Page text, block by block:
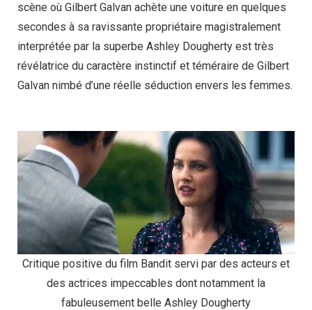
scène où Gilbert Galvan achète une voiture en quelques
secondes à sa ravissante propriétaire magistralement
interprétée par la superbe Ashley Dougherty est très
révélatrice du caractère instinctif et téméraire de Gilbert
Galvan nimbé d’une réelle séduction envers les femmes.
Critique positive du film Bandit servi par des acteurs et
des actrices impeccables dont notamment la
fabuleusement belle Ashley Dougherty